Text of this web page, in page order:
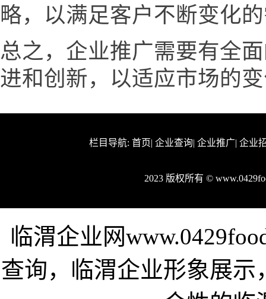
略，以满足客户不断变化
总之，企业推广需要有全
进和创新，以适应市场的
栏目导航: 首页| 企业查询| 企业推广| 企业
2023 版权所有 ©
临渭企业网
查询，临渭企业形象展